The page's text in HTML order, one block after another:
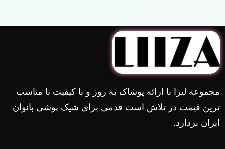
مجموعه لیزا با ارائه پوشاک به روز و با کیفیت با مناسب
ترین قیمت در تلاش است قدمی برای شیک پوشی بانوان
ایران بردارد.